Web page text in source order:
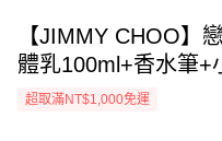
【JIMMY CHOO】
體乳100ml+香水筆+
超取滿NT$1,000免運